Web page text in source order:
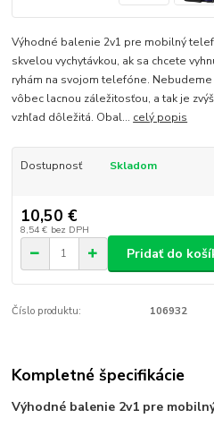
Výhodné balenie 2v1 pre mobilný
skvelou vychytávkou, ak sa chcete
ryhám na svojom telefóne.
vôbec lacnou záležitosťou, a tak je
vzhľad dôležitá. Obal... celý popis
Dostupnosť Skladom
10,50 €
8,54 € bez DPH
Pridať do
Číslo produktu: 106932
Kompletné špecifikácie
Výhodné balenie 2v1 pre